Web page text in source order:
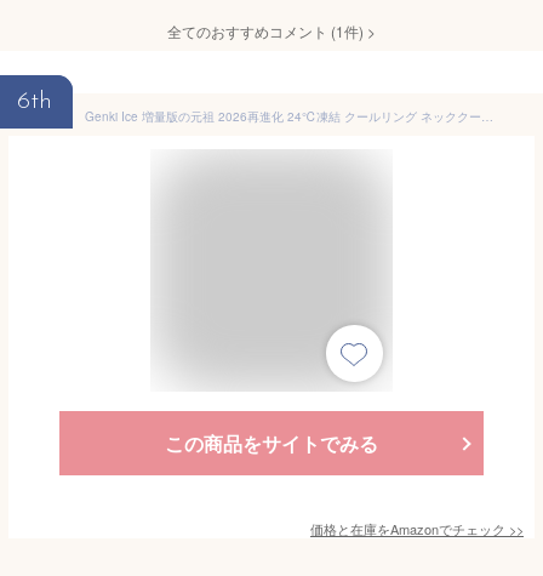
全てのおすすめコメント (1件) >
6th
Genki Ice 増量版の元祖 2026再進化 24℃凍結 クールリング ネッククーラー クールネックリング PCM 首 冷却 首ひんやりグッズ 冷却グッズ 大人 子供 L M S XS 熱中症対策 暑さ対策グッズ 日本の企業 キャンプ アウトドア(霞青, L)
この商品をサイトでみる
価格と在庫をAmazonでチェック >>